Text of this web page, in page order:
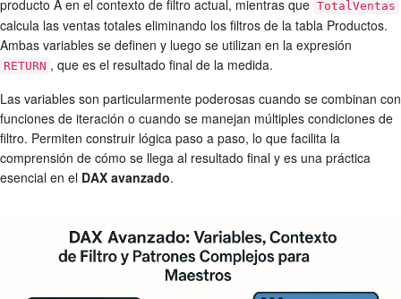
producto A en el contexto de filtro actual, mientras que TotalVentas
calcula las ventas totales eliminando los filtros de la tabla Productos.
Ambas variables se definen y luego se utilizan en la expresión
RETURN , que es el resultado final de la medida.
Las variables son particularmente poderosas cuando se combinan con
funciones de iteración o cuando se manejan múltiples condiciones de
filtro. Permiten construir lógica paso a paso, lo que facilita la
comprensión de cómo se llega al resultado final y es una práctica
esencial en el DAX avanzado.